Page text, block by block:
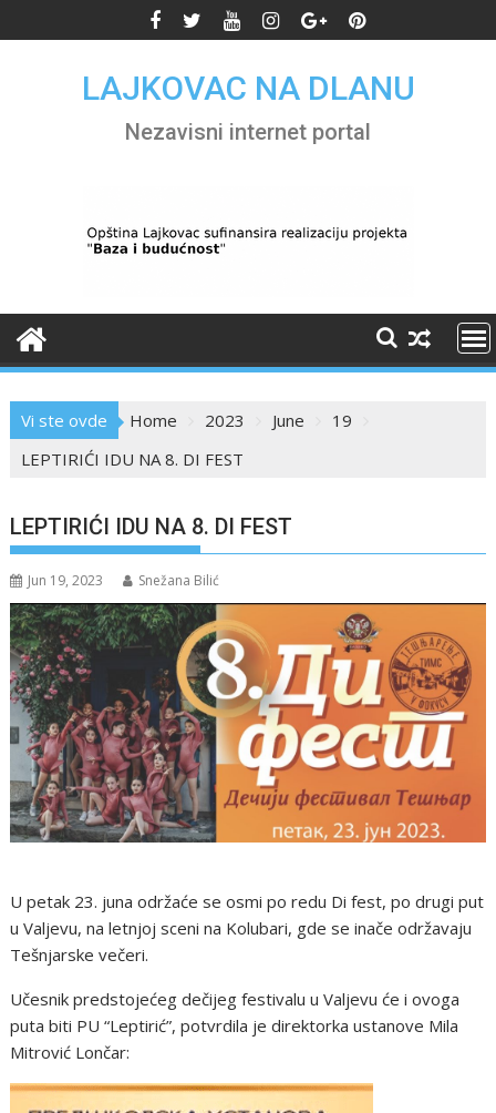
to
LAJKOVAC NA DLANU
Nezavisni internet portal
Vi ste ovde Home 2023 June
19
LEPTIRIĆI IDU NA 8. DI FEST
LEPTIRIĆI IDU NA 8. DI FEST
Jun 19, 2023 Snežana Bilić
U petak 23. juna održaće se osmi po redu Di fest, po drugi put
u Valjevu, na letnjoj sceni na Kolubari, gde se inače održavaju
Tešnjarske večeri.
Učesnik predstojećeg dečijeg festivalu u Valjevu će i ovoga
puta biti PU “Leptirić”, potvrdila je direktorka ustanove Mila
Mitrović Lončar: